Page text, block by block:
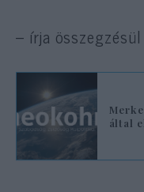
– írja
által